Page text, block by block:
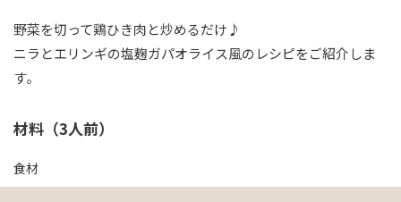
野菜を切って鶏ひき肉と炒めるだけ♪
ニラとエリンギの塩麹ガパオライス風のレシピをご紹介しま
す。
材料（3人前）
食材